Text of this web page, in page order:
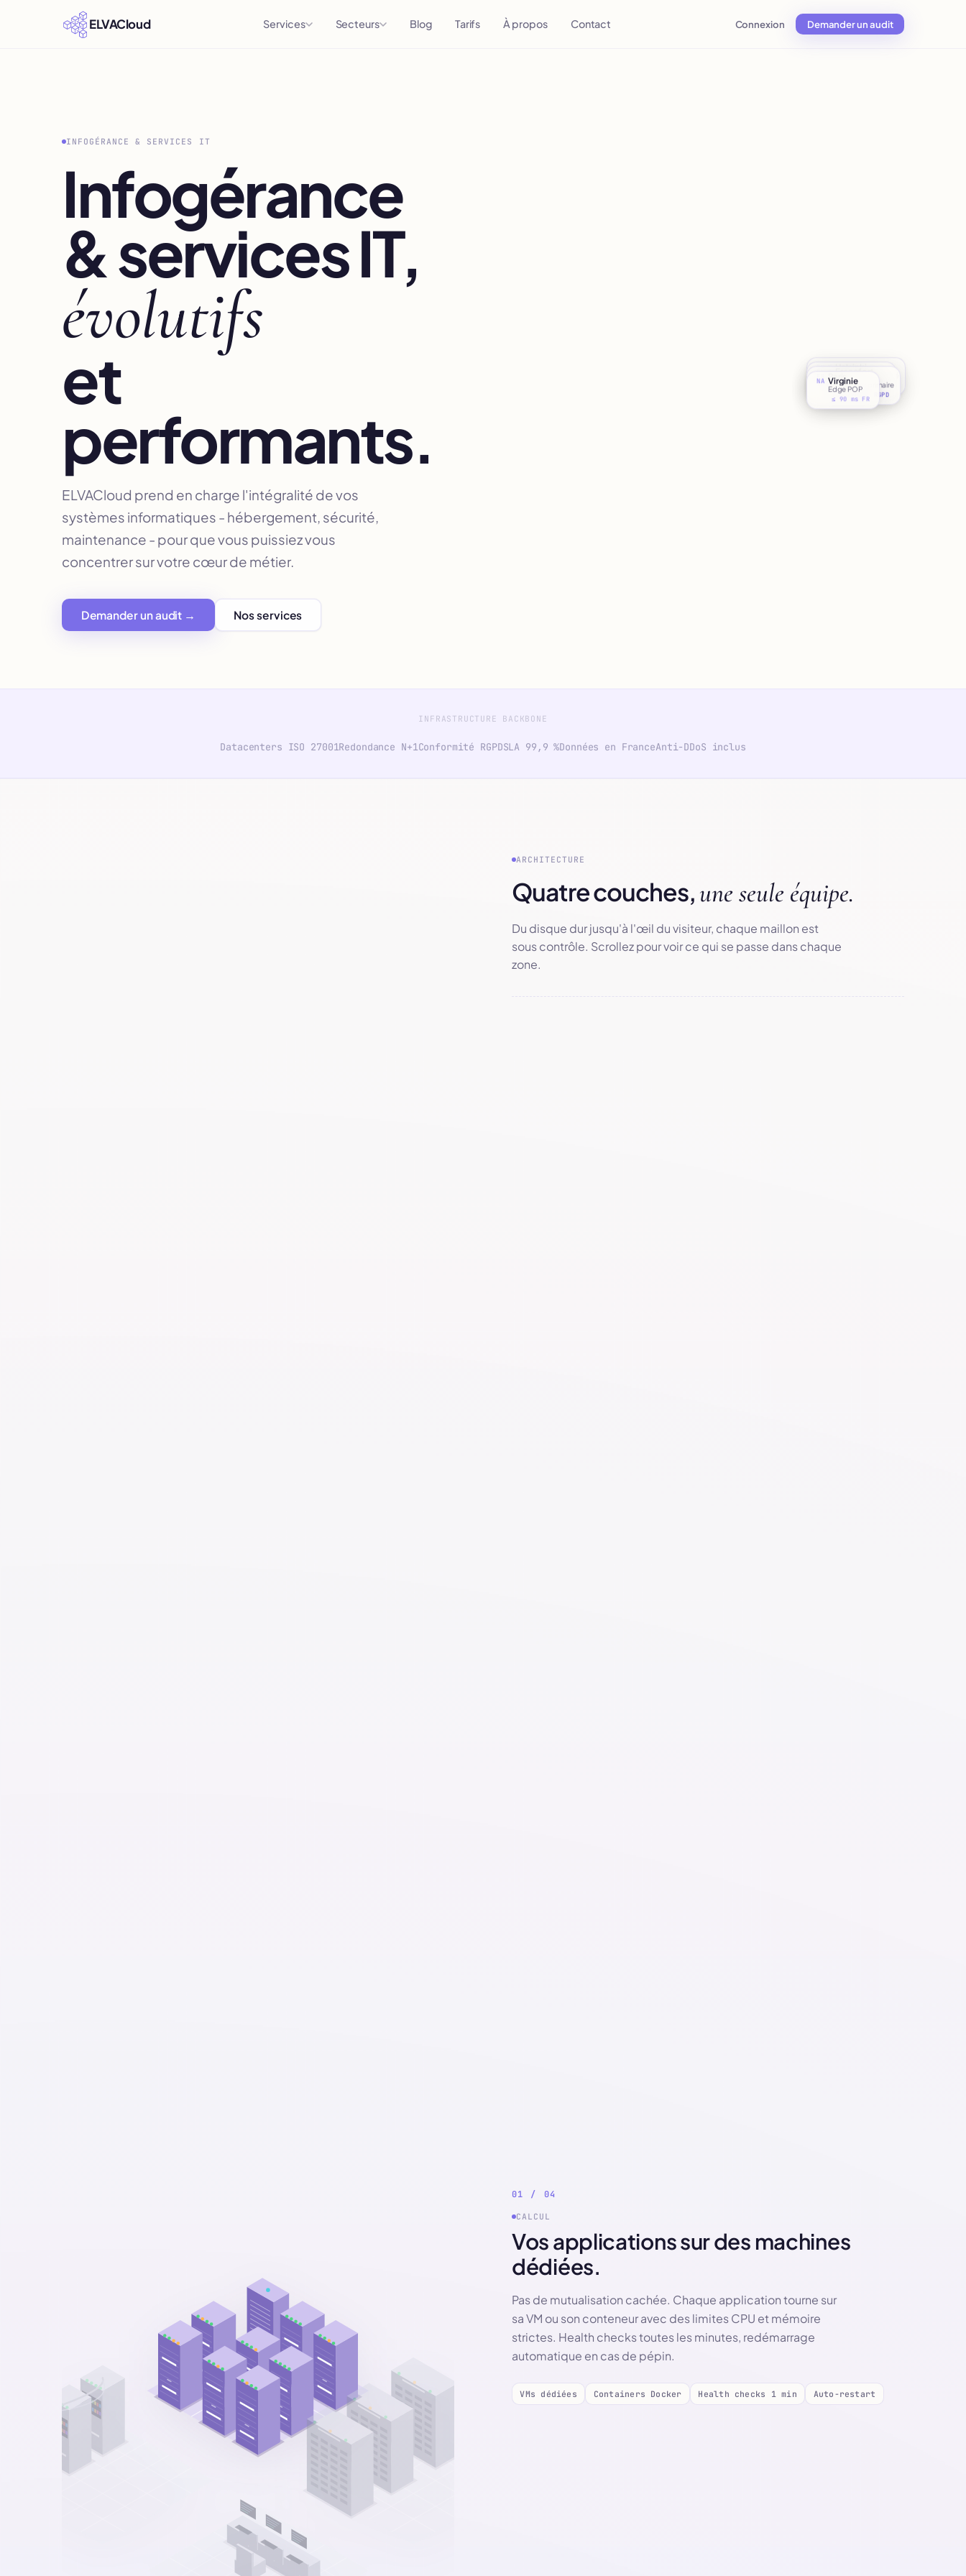
ELVACloud Services Secteurs Blog Tarifs À propos Contact Connexion Demander un audit
INFOGÉRANCE & SERVICES IT
Infogérance
& services IT,
évolutifs
et
performants.
ELVACloud prend en charge l'intégralité de vos
systèmes informatiques - hébergement, sécurité,
maintenance - pour que vous puissiez vous
concentrer sur votre cœur de métier.
Demander un audit → Nos services
Backup externalisé
Énergie verte
Francfort
Réplication sync
Hub UE
NIS2
FR Paris
Datacenter primaire
ISO 27001
RGPD
NA Virginie
Edge POP
≤ 90 ms FR
INFRASTRUCTURE BACKBONE
Datacenters ISO 27001Redondance N+1Conformité RGPDSLA 99,9 %Données en FranceAnti-DDoS inclus
ARCHITECTURE
Quatre couches,une seule équipe.
Du disque dur jusqu'à l'œil du visiteur, chaque maillon est
sous contrôle. Scrollez pour voir ce qui se passe dans chaque
zone.
01 / 04
CALCUL
Vos applications sur des machines
dédiées.
Pas de mutualisation cachée. Chaque application tourne sur
sa VM ou son conteneur avec des limites CPU et mémoire
strictes. Health checks toutes les minutes, redémarrage
automatique en cas de pépin.
VMs dédiées Containers Docker Health checks 1 min Auto-restart